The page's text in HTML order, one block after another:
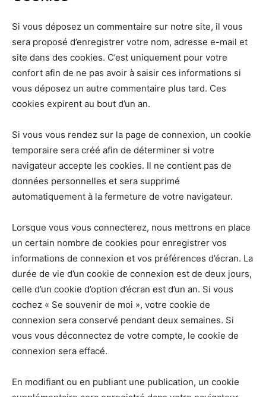
Si vous déposez un commentaire sur notre site, il vous
sera proposé d’enregistrer votre nom, adresse e-mail et
site dans des cookies. C’est uniquement pour votre
confort afin de ne pas avoir à saisir ces informations si
vous déposez un autre commentaire plus tard. Ces
cookies expirent au bout d’un an.
Si vous vous rendez sur la page de connexion, un cookie
temporaire sera créé afin de déterminer si votre
navigateur accepte les cookies. Il ne contient pas de
données personnelles et sera supprimé
automatiquement à la fermeture de votre navigateur.
Lorsque vous vous connecterez, nous mettrons en place
un certain nombre de cookies pour enregistrer vos
informations de connexion et vos préférences d’écran. La
durée de vie d’un cookie de connexion est de deux jours,
celle d’un cookie d’option d’écran est d’un an. Si vous
cochez « Se souvenir de moi », votre cookie de
connexion sera conservé pendant deux semaines. Si
vous vous déconnectez de votre compte, le cookie de
connexion sera effacé.
En modifiant ou en publiant une publication, un cookie